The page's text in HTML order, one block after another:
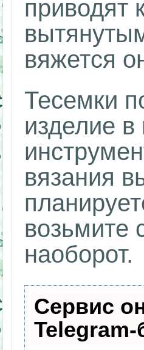
приводят
вяжется
Тесемки
изделие
вязания
возьмите
наоборот.
Сервис
Telegram-